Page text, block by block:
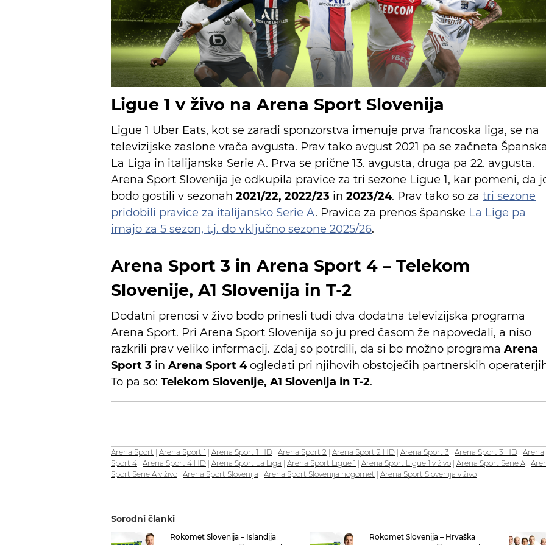
Ligue 1 v živo na Arena Sport Slovenija
Ligue 1 Uber Eats, kot se zaradi sponzorstva imenuje prva francoska liga, se na
televizijske zaslone vrača avgusta. Prav tako avgust 2021 pa se začneta
La Liga in italijanska Serie A. Prva se prične 13. avgusta, druga pa 22. avgusta.
Arena Sport Slovenija je odkupila pravice za tri sezone Ligue 1, kar pomeni, da
bodo gostili v sezonah 2021/22, 2022/23 in 2023/24. Prav tako so za tri sezone
pridobili pravice za italijansko Serie A. Pravice za prenos španske La Lige pa
imajo za 5 sezon, t.j. do vključno sezone 2025/26.
Arena Sport 3 in Arena Sport 4 – Telekom
Slovenije, A1 Slovenija in T-2
Dodatni prenosi v živo bodo prinesli tudi dva dodatna televizijska programa
Arena Sport. Pri Arena Sport Slovenija so ju pred časom že napovedali, a niso
razkrili prav veliko informacij. Zdaj so potrdili, da si bo možno programa Arena
Sport 3 in Arena Sport 4ogledati pri njihovih obstoječih partnerskih
To pa so: Telekom Slovenije, A1 Slovenija in T-2.
Arena Sport Arena Sport 1 Arena Sport 1 HD Arena Sport 2 Arena Sport 2 HD Arena Sport 3 Arena Sport 3 HD Arena
Sport 4 Arena Sport 4 HD Arena Sport La Liga Arena Sport Ligue 1 Arena Sport Ligue 1 v živo Arena Sport Serie A
Sport Serie A v živo Arena Sport Slovenija Arena Sport Slovenija nogomet Arena Sport Slovenija v živo
Sorodni članki
Rokomet Slovenija – Islandija
Rokomet Slovenija – Hrvaška